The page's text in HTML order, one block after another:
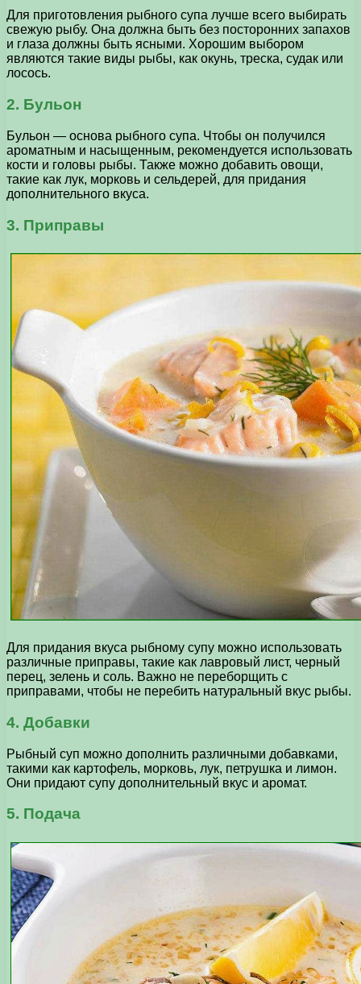
Для приготовления рыбного супа лучше всего выбирать
свежую рыбу. Она должна быть без посторонних запахов
и глаза должны быть ясными. Хорошим выбором
являются такие виды рыбы, как окунь, треска, судак или
лосось.
2. Бульон
Бульон — основа рыбного супа. Чтобы он получился
ароматным и насыщенным, рекомендуется использовать
кости и головы рыбы. Также можно добавить овощи,
такие как лук, морковь и сельдерей, для придания
дополнительного вкуса.
3. Приправы
Для придания вкуса рыбному супу можно использовать
различные приправы, такие как лавровый лист, черный
перец, зелень и соль. Важно не переборщить с
приправами, чтобы не перебить натуральный вкус рыбы.
4. Добавки
Рыбный суп можно дополнить различными добавками,
такими как картофель, морковь, лук, петрушка и лимон.
Они придают супу дополнительный вкус и аромат.
5. Подача